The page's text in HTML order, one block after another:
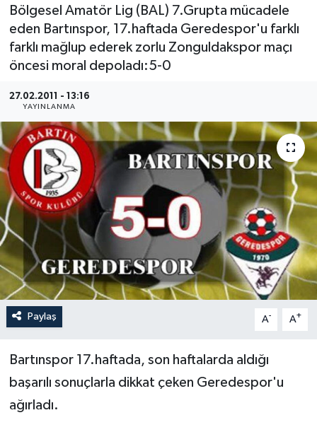
Bölgesel Amatör Lig (BAL) 7.Grupta mücadele
eden Bartınspor, 17.haftada Geredespor'u farklı
farklı mağlup ederek zorlu Zonguldakspor maçı
öncesi moral depoladı:5-0
27.02.2011 - 13:16
YAYINLANMA
Paylaş A- A+
Bartınspor 17.haftada, son haftalarda aldığı
başarılı sonuçlarla dikkat çeken Geredespor'u
ağırladı.
Medya
Sağlık
Sinema
Sivil Toplum
Siyaset
Spor
Tarım
Turizm
Yaşam
DÜNYA